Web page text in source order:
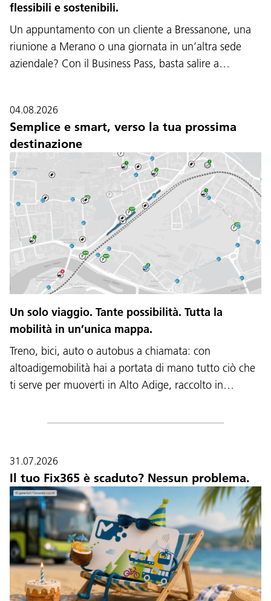
flessibili e sostenibili.
Un appuntamento con un cliente a Bressanone, una
riunione a Merano o una giornata in un’altra sede
aziendale? Con il Business Pass, basta salire a…
04.08.2026
Semplice e smart, verso la tua prossima
destinazione
Un solo viaggio. Tante possibilità. Tutta la
mobilità in un’unica mappa.
Treno, bici, auto o autobus a chiamata: con
altoadigemobilità hai a portata di mano tutto ciò che
ti serve per muoverti in Alto Adige, raccolto in…
31.07.2026
Il tuo Fix365 è scaduto? Nessun problema.